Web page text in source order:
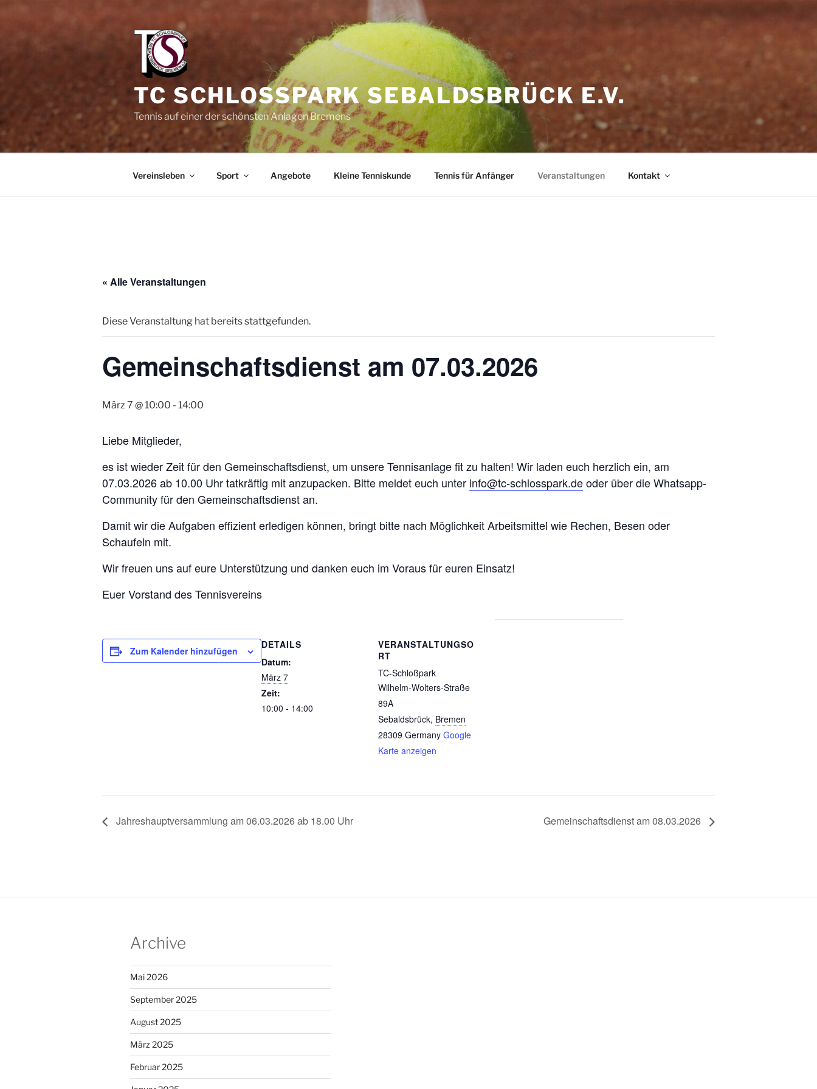
TC SCHLOSSPARK SEBALDSBRÜCK E.V.
Tennis auf einer der schönsten Anlagen Bremens
Vereinsleben Sport Angebote Kleine Tenniskunde Tennis für Anfänger Veranstaltungen Kontakt
« Alle Veranstaltungen
Diese Veranstaltung hat bereits stattgefunden.
Gemeinschaftsdienst am 07.03.2026
März 7 @ 10:00 - 14:00
Liebe Mitglieder,
es ist wieder Zeit für den Gemeinschaftsdienst, um unsere Tennisanlage fit zu halten! Wir laden euch herzlich ein, am
07.03.2026 ab 10.00 Uhr tatkräftig mit anzupacken. Bitte meldet euch unter info@tc-schlosspark.deoder über die Whatsapp-
Community für den Gemeinschaftsdienst an.
Damit wir die Aufgaben effizient erledigen können, bringt bitte nach Möglichkeit Arbeitsmittel wie Rechen, Besen oder
Schaufeln mit.
Wir freuen uns auf eure Unterstützung und danken euch im Voraus für euren Einsatz!
Euer Vorstand des Tennisvereins
Zum Kalender hinzufügen
DETAILS
Datum:
März 7
Zeit:
10:00 - 14:00
VERANSTALTUNGSO
RT
TC-Schloßpark
Wilhelm-Wolters-Straße
89A
Sebaldsbrück, Bremen
28309 Germany Google
Karte anzeigen
Jahreshauptversammlung am 06.03.2026 ab 18.00 Uhr Gemeinschaftsdienst am 08.03.2026
Archive
Mai 2026
September 2025
August 2025
März 2025
Februar 2025